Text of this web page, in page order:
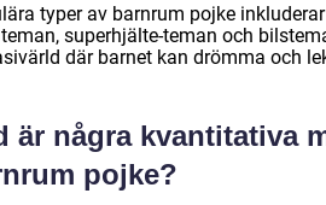
typer av barnrum pojke
superhjälte-teman och
där barnet kan drömma och
är några kvantitativa
pojke?